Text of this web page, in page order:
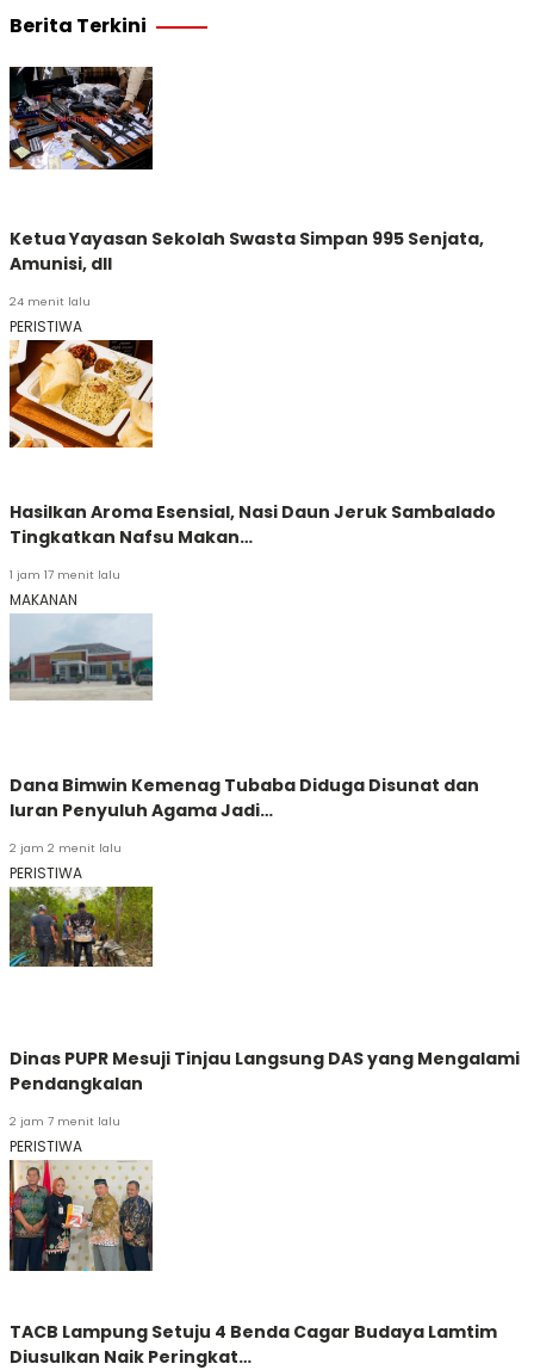
Berita Terkini
Ketua Yayasan Sekolah Swasta Simpan 995 Senjata,
Amunisi, dll
24 menit lalu
PERISTIWA
Hasilkan Aroma Esensial, Nasi Daun Jeruk Sambalado
Tingkatkan Nafsu Makan…
1 jam 17 menit lalu
MAKANAN
Dana Bimwin Kemenag Tubaba Diduga Disunat dan
Iuran Penyuluh Agama Jadi…
2 jam 2 menit lalu
PERISTIWA
Dinas PUPR Mesuji Tinjau Langsung DAS yang Mengalami
Pendangkalan
2 jam 7 menit lalu
PERISTIWA
TACB Lampung Setuju 4 Benda Cagar Budaya Lamtim
Diusulkan Naik Peringkat…